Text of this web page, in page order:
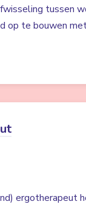
tussen
op te bouwen
ergotherapeut